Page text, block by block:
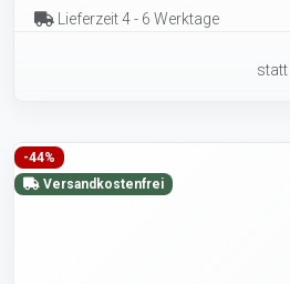
Lieferzeit 4 - 6 Werktage
statt
-44%
Versandkostenfrei